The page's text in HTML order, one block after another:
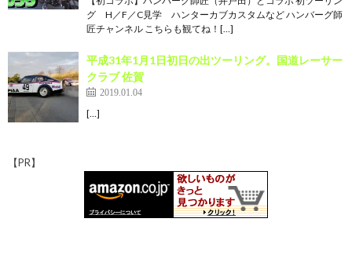
グ H／F／C見学 ハンターカブカスタムなど ハンバーグ師
匠チャンネル こちらも観てね！[…]
平成31年1月1日初日の出ツーリング。国道レーサー
クラブ 佐賀
2019.01.04
[…]
【PR】